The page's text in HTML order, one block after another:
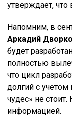
утверждает,
Напомним, в
Аркадий
будет
полностью
что цикл
долгий с учетом
чудес» не
информацией.